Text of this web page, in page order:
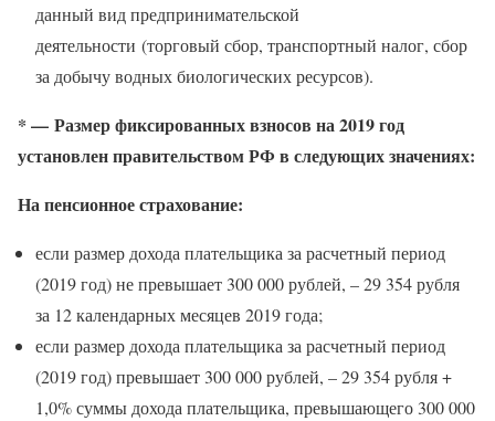
данный вид предпринимательской
деятельности (торговый сбор, транспортный налог, сбор
за добычу водных биологических ресурсов).
* — Размер фиксированных взносов на 2019 год
установлен правительством РФ в следующих значениях:
На пенсионное страхование:
если размер дохода плательщика за расчетный период
(2019 год) не превышает 300 000 рублей, – 29 354 рубля
за 12 календарных месяцев 2019 года;
если размер дохода плательщика за расчетный период
(2019 год) превышает 300 000 рублей, – 29 354 рубля +
1,0% суммы дохода плательщика, превышающего 300 000